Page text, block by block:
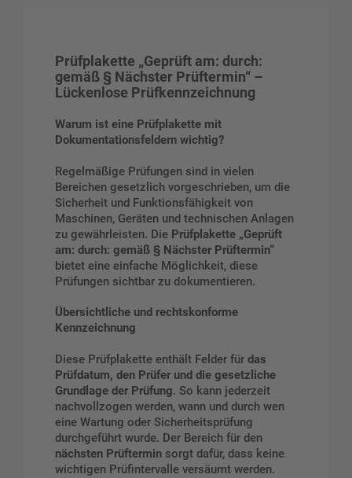
Prüfplakette „Geprüft am: durch:
gemäß § Nächster Prüftermin“ –
Lückenlose Prüfkennzeichnung
Warum ist eine Prüfplakette mit
Dokumentationsfeldern wichtig?
Regelmäßige Prüfungen sind in vielen
Bereichen gesetzlich vorgeschrieben, um die
Sicherheit und Funktionsfähigkeit von
Maschinen, Geräten und technischen Anlagen
zu gewährleisten. Die Prüfplakette „Geprüft
am: durch: gemäß § Nächster Prüftermin“
bietet eine einfache Möglichkeit, diese
Prüfungen sichtbar zu dokumentieren.
Übersichtliche und rechtskonforme
Kennzeichnung
Diese Prüfplakette enthält Felder für das
Prüfdatum, den Prüfer und die gesetzliche
Grundlage der Prüfung. So kann jederzeit
nachvollzogen werden, wann und durch wen
eine Wartung oder Sicherheitsprüfung
durchgeführt wurde. Der Bereich für den
nächsten Prüftermin sorgt dafür, dass keine
wichtigen Prüfintervalle versäumt werden.